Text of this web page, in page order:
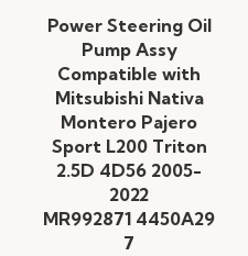
Power Steering Oil
Pump Assy
Compatible with
Mitsubishi Nativa
Montero Pajero
Sport L200 Triton
2.5D 4D56 2005-
2022
MR992871 4450A29
7